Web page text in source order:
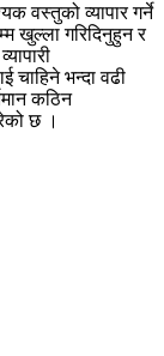
वस्तुको व्यापार गर्ने
खुल्ला गरिदिनुहुन र
भन्दा वढी
कठिन
छ ।